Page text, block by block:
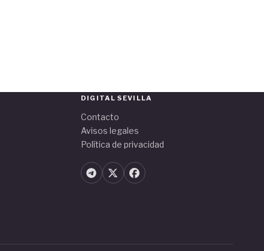
DIGITAL SEVILLA
Contacto
Avisos legales
Política de privacidad